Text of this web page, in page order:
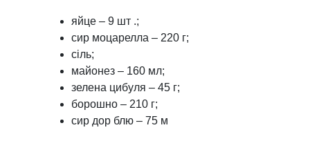
яйце – 9 шт .;
сир моцарелла – 220 г;
сіль;
майонез – 160 мл;
зелена цибуля – 45 г;
борошно – 210 г;
сир дор блю – 75 м